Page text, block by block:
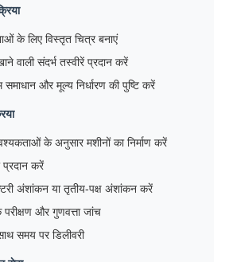
के लिए विस्तृत चित्र बनाएं
वाली संदर्भ तस्वीरें प्रदान करें
और मूल्य निर्धारण की पुष्टि करें
के अनुसार मशीनों का निर्माण करें
प्रदान करें
अंशांकन या तृतीय-पक्ष अंशांकन करें
और गुणवत्ता जांच
समय पर डिलीवरी